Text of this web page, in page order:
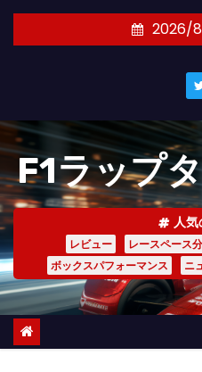
キ
ッ
プ
2026/
F1ラップ
人気
レビュー レースペース
ボックスパフォーマンス
ニ